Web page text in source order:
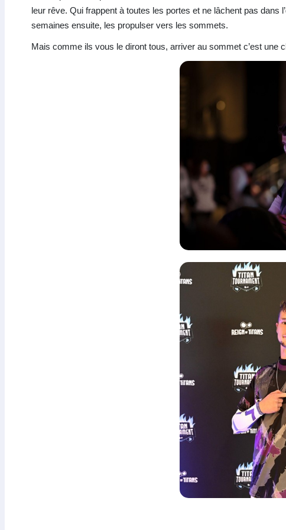
leur rêve. Qui frappent à toutes les portes et ne lâchent pas dans
semaines ensuite, les propulser vers les sommets.
Mais comme ils vous le diront tous, arriver au sommet c’est